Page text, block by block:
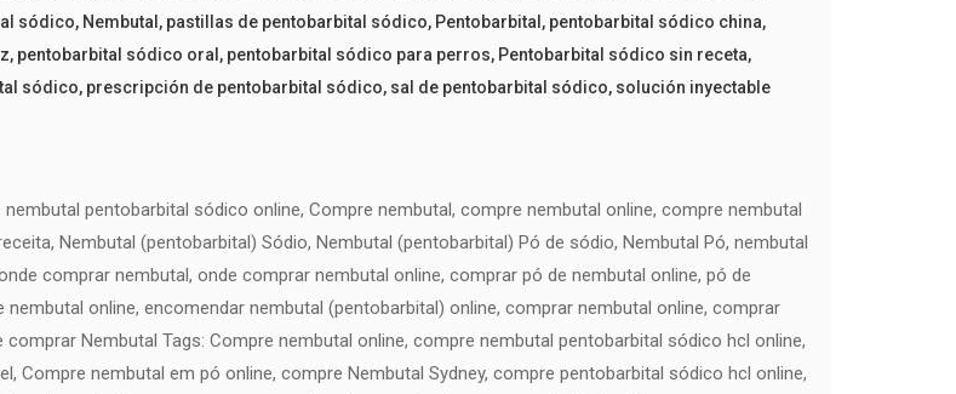
sódico, Nembutal , pastillas de pentobarbital sódico, Pentobarbital , pentobarbital sódico china,
, pentobarbital sódico oral , pentobarbital sódico para perros, Pentobarbital sódico sin receta,
sódico, prescripción de pentobarbital sódico, sal de pentobarbital sódico, solución inyectable
pentobarbital sódico online, Compre nembutal, compre nembutal online, compre nembutal
Nembutal (pentobarbital) Sódio, Nembutal (pentobarbital) Pó de sódio, Nembutal Pó, nembutal
comprar nembutal, onde comprar nembutal online, comprar pó de nembutal online, pó de
online, encomendar nembutal (pentobarbital) online, comprar nembutal online, comprar
Nembutal Tags: Compre nembutal online, compre nembutal pentobarbital sódico hcl online,
Compre nembutal em pó online, compre Nembutal Sydney, compre pentobarbital sódico hcl online,